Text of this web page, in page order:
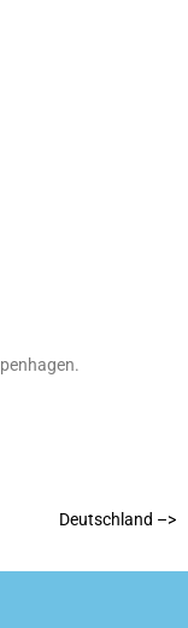
Deutschland –>